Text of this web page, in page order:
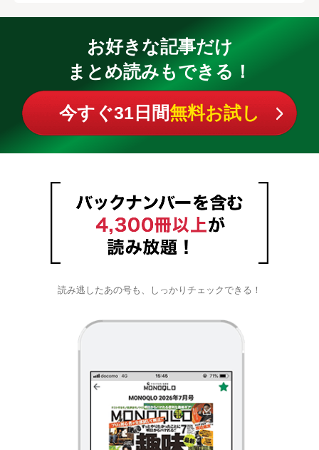
お好きな記事だけ
まとめ読みもできる！
今すぐ31日間無料お試し
読み逃したあの号も、しっかりチェックできる！